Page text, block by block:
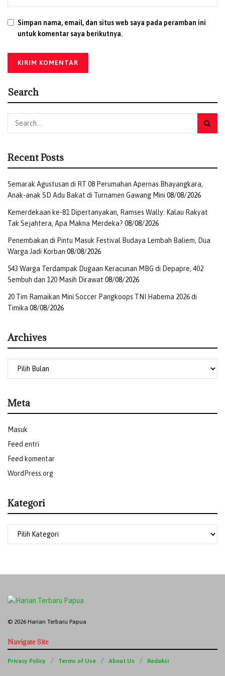
Simpan nama, email, dan situs web saya pada peramban ini
untuk komentar saya berikutnya.
Search
Recent Posts
Semarak Agustusan di RT 08 Perumahan Apernas Bhayangkara,
Anak-anak SD Adu Bakat di Turnamen Gawang Mini 08/08/2026
Kemerdekaan ke-81 Dipertanyakan, Ramses Wally: Kalau Rakyat
Tak Sejahtera, Apa Makna Merdeka? 08/08/2026
Penembakan di Pintu Masuk Festival Budaya Lembah Baliem, Dua
Warga Jadi Korban 08/08/2026
543 Warga Terdampak Dugaan Keracunan MBG di Depapre, 402
Sembuh dan 120 Masih Dirawat 08/08/2026
20 Tim Ramaikan Mini Soccer Pangkoops TNI Habema 2026 di
Timika 08/08/2026
Archives
Meta
Masuk
Feed entri
Feed komentar
WordPress.org
Kategori
© 2026 Harian Terbaru Papua
Navigate Site
Privacy Policy Terms of Use About Us Redaksi